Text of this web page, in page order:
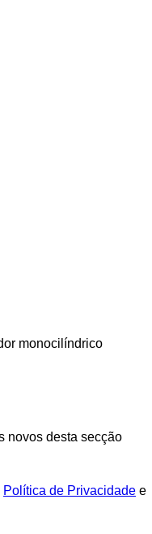
monocilíndrico
novos desta secção
Política de Privacidade e